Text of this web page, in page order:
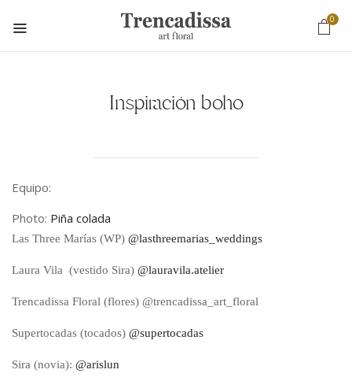
0
Inspiración boho
Equipo:
Photo: Piña colada
Las Three Marías (WP) @lasthreemarias_weddings
Laura Vila (vestido Sira) @lauravila.atelier
Trencadissa Floral (flores) @trencadissa_art_floral
Supertocadas (tocados) @supertocadas
Sira (novia): @arislun